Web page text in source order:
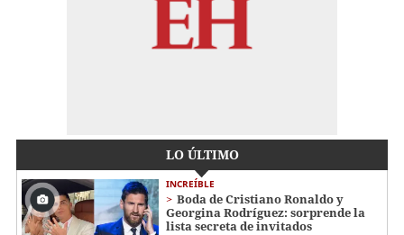
LO ÚLTIMO
INCREÍBLE
Boda de Cristiano Ronaldo y
Georgina Rodríguez: sorprende la
lista secreta de invitados